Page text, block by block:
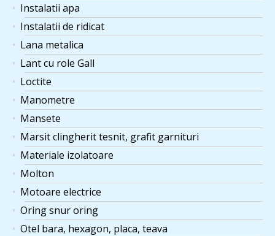
Instalatii apa
Instalatii de ridicat
Lana metalica
Lant cu role Gall
Loctite
Manometre
Mansete
Marsit clingherit tesnit, grafit garnituri
Materiale izolatoare
Molton
Motoare electrice
Oring snur oring
Otel bara, hexagon, placa, teava